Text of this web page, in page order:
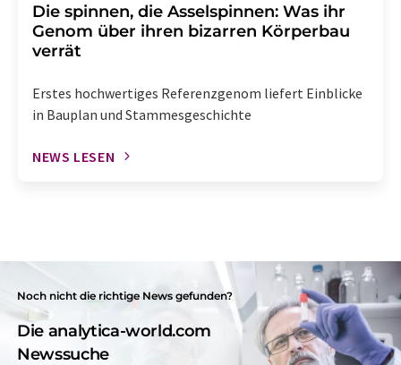
Die spinnen, die Asselspinnen: Was ihr
Genom über ihren bizarren Körperbau
verrät
Erstes hochwertiges Referenzgenom liefert Einblicke
in Bauplan und Stammesgeschichte
NEWS LESEN
Noch nicht die richtige News gefunden?
Die analytica-world.com
Newssuche